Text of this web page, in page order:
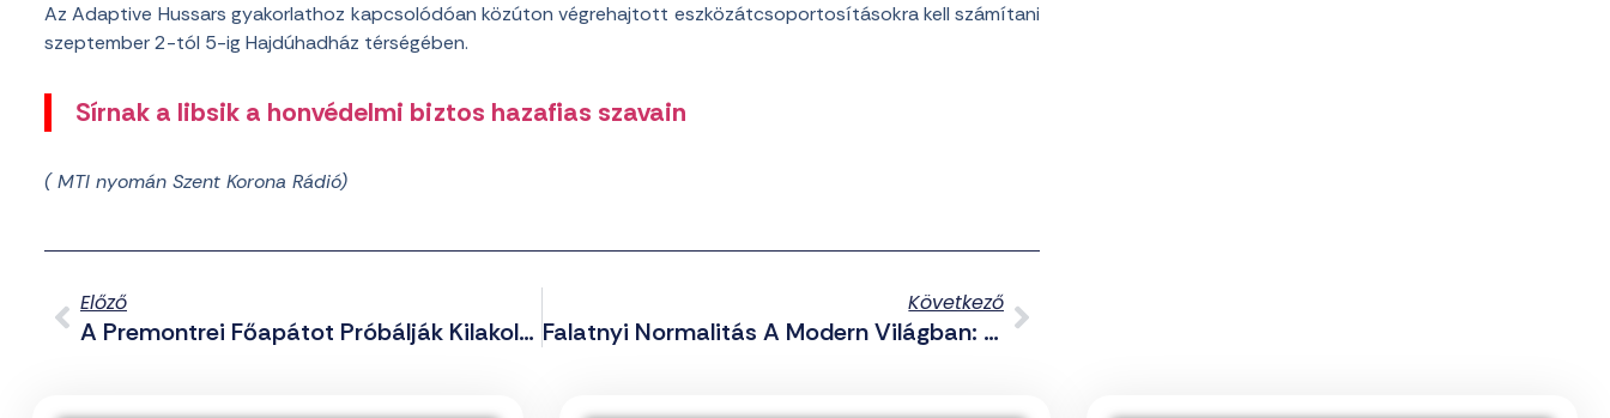
Az Adaptive Hussars gyakorlathoz kapcsolódóan közúton végrehajtott eszközátcsoportosításokra kell számítani
szeptember 2-tól 5-ig Hajdúhadház térségében.
Sírnak a libsik a honvédelmi biztos hazafias szavain
( MTI nyomán Szent Korona Rádió)
Előző
A Premontrei Főapátot Próbálják Kilakoltatni A Magyarellenesek Erdélyben
Következő
Falatnyi Normalitás A Modern Világban: Egy Japán Város Korlátozná A Mobilhasználatot